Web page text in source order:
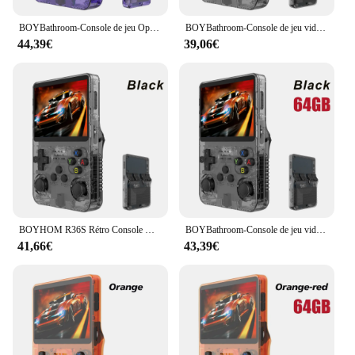
BOYBathroom-Console de jeu Open Source R36S, système Linux, écran IPS 3.5 ", lecteur vidéo de poche portable, 64 Go, cadeau de jeu rétro
44,39€
BOYBathroom-Console de jeu vidéo rétro M R36S, système Linux, écran IPS 3.5 ", lecteur de poche portable, 64 Go, 128G, jeux, meilleurs cadeaux pour enfants, nouveau
39,06€
BOYHOM R36S Rétro Console De Jeu Vidéo Portable Système Linux 3.5 Pouces IPS Écran Lecteur Vidéo De Poche 64GB Jeux
41,66€
BOYBathroom-Console de jeu vidéo rétro M R36S, système Linux, écran IPS 3.5 ", lecteur de poche portable, 64 Go, 128G, jeux, meilleurs cadeaux pour enfants, nouveau
43,39€